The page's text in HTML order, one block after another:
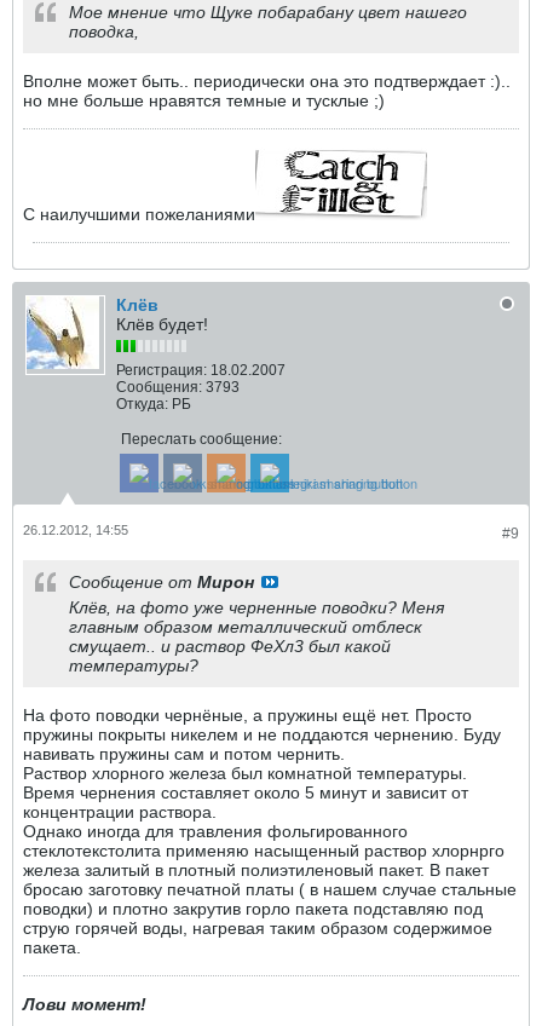
Мое мнение что Щуке побарабану цвет нашего
поводка,
Вполне может быть.. периодически она это подтверждает :)..
но мне больше нравятся темные и тусклые ;)
С наилучшими пожеланиями
Клёв
Клёв будет!
Регистрация: 18.02.2007
Сообщения: 3793
Откуда: РБ
Переслать сообщение:
#9
26.12.2012, 14:55
Сообщение от Мирон
Клёв, на фото уже черненные поводки? Меня
главным образом металлический отблеск
смущает.. и раствор ФеХл3 был какой
температуры?
На фото поводки чернёные, а пружины ещё нет. Просто
пружины покрыты никелем и не поддаются чернению. Буду
навивать пружины сам и потом чернить.
Раствор хлорного железа был комнатной температуры.
Время чернения составляет около 5 минут и зависит от
концентрации раствора.
Однако иногда для травления фольгированного
стеклотекстолита применяю насыщенный раствор хлорнрго
железа залитый в плотный полиэтиленовый пакет. В пакет
бросаю заготовку печатной платы ( в нашем случае стальные
поводки) и плотно закрутив горло пакета подставляю под
струю горячей воды, нагревая таким образом содержимое
пакета.
Лови момент!